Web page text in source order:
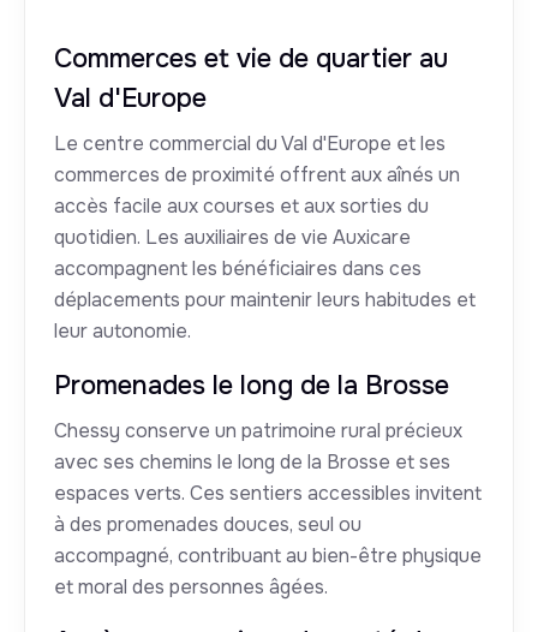
Commerces et vie de quartier au
Val d'Europe
Le centre commercial du Val d'Europe et les
commerces de proximité offrent aux aînés un
accès facile aux courses et aux sorties du
quotidien. Les auxiliaires de vie Auxicare
accompagnent les bénéficiaires dans ces
déplacements pour maintenir leurs habitudes et
leur autonomie.
Promenades le long de la Brosse
Chessy conserve un patrimoine rural précieux
avec ses chemins le long de la Brosse et ses
espaces verts. Ces sentiers accessibles invitent
à des promenades douces, seul ou
accompagné, contribuant au bien-être physique
et moral des personnes âgées.